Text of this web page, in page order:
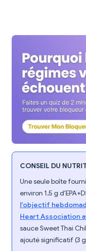
CONSEIL DU
Une seule boîte
environ 1,5 g
l'objectif
Heart Association
sauce Sweet Thai
ajouté significatif (3